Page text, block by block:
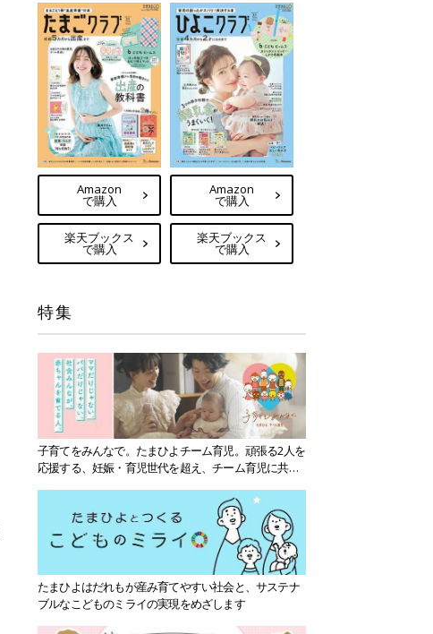
Amazon
で購入
楽天ブックス
で購入
Amazon
で購入
楽天ブックス
で購入
特集
子育てをみんなで。たまひよチーム育児。頑張る2人を
応援する、妊娠・育児世代を超え、チーム育児に共感
たまひよはだれもが産み育てやすい社会と、サステナ
ブルなこどものミライの実現をめざします